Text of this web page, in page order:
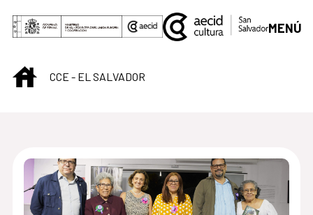
Saltar al contenido principal
MENÚ
INICIOCCE - EL SALVADOR